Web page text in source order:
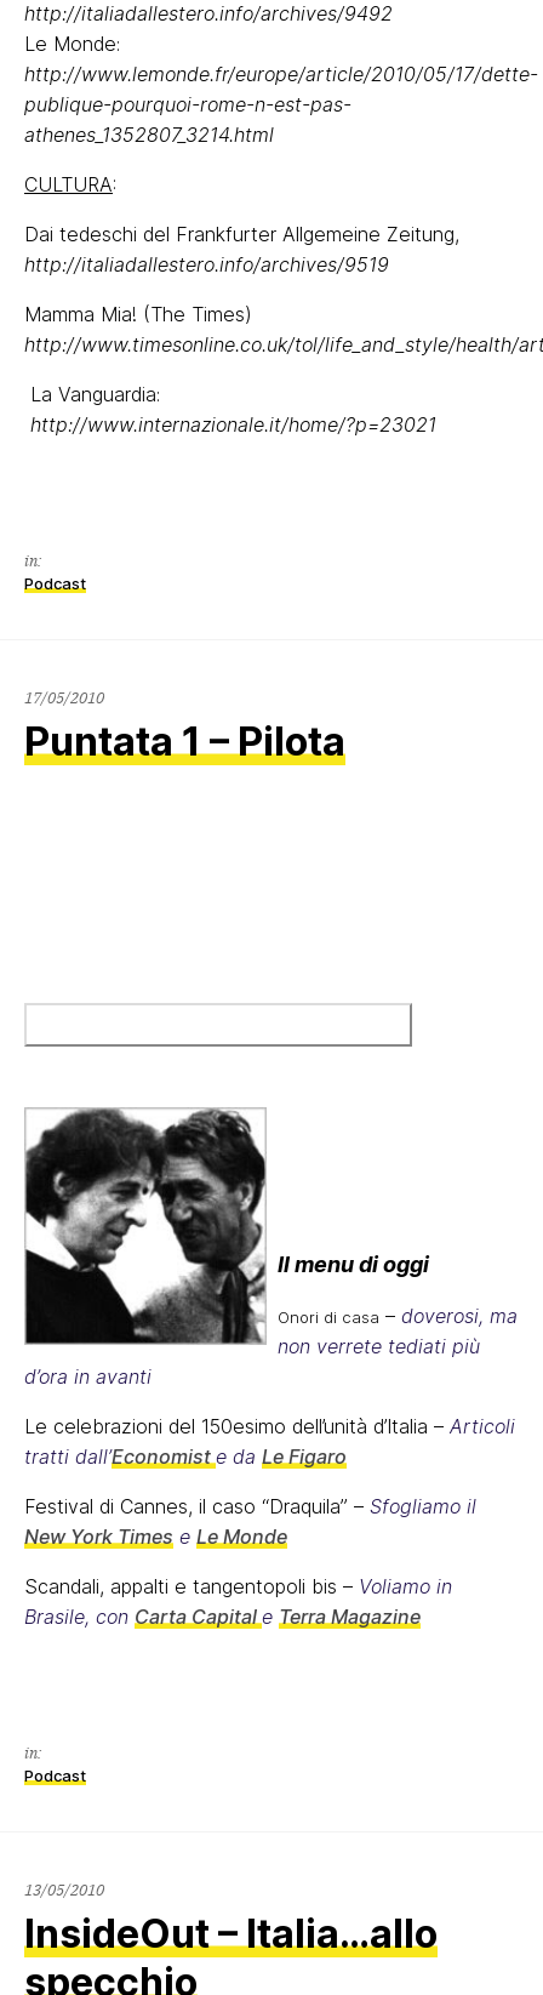
http://italiadallestero.info/archives/9492
Le Monde:
http://www.lemonde.fr/europe/article/2010/05/17/dette-
publique-pourquoi-rome-n-est-pas-
athenes_1352807_3214.html
CULTURA:
Dai tedeschi del Frankfurter Allgemeine Zeitung,
http://italiadallestero.info/archives/9519
Mamma Mia! (The Times)
http://www.timesonline.co.uk/tol/life_and_style/health/
La Vanguardia:
http://www.internazionale.it/home/?p=23021
in:
Podcast
17/05/2010
Puntata 1 – Pilota
Il menu di oggi
Onori di casa – doverosi, ma
non verrete tediati più
d’ora in avanti
Le celebrazioni del 150esimo dell’unità d’Italia – Articoli
tratti dall’Economist e da Le Figaro
Festival di Cannes, il caso “Draquila” – Sfogliamo il
New York Times e Le Monde
Scandali, appalti e tangentopoli bis – Voliamo in
Brasile, con Carta Capital e Terra Magazine
in:
Podcast
13/05/2010
InsideOut – Italia…allo
specchio